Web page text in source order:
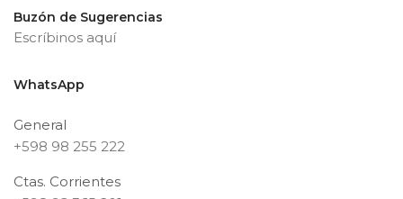
Buzón de Sugerencias
Escríbinos aquí
WhatsApp
General
+598 98 255 222
Ctas. Corrientes